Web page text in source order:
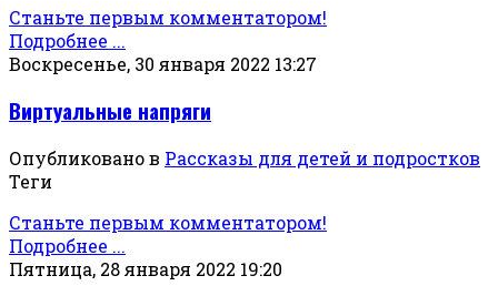
Станьте первым комментатором!
Подробнее ...
Воскресенье, 30 января 2022 13:27
Виртуальные напряги
Опубликовано в Рассказы для детей и подростков
Теги
Станьте первым комментатором!
Подробнее ...
Пятница, 28 января 2022 19:20